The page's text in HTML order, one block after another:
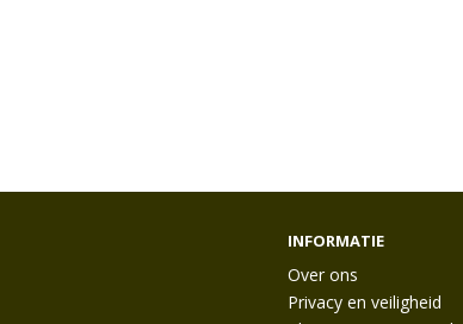
INFORMATIE
Over ons
Privacy en veiligheid